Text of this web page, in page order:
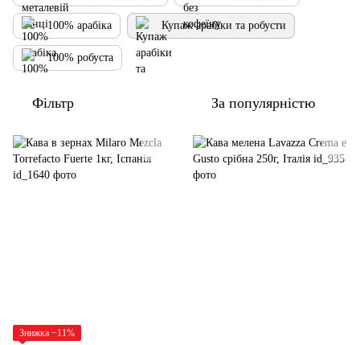
100% арабіка Купаж арабіки та робусти
100% робуста
Фільтр За популярністю
Знижка −11%